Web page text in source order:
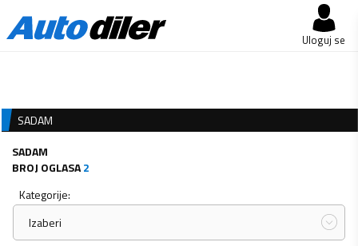
Uloguj se
SADAM
SADAM
BROJ OGLASA2
Kategorije:
Izaberi